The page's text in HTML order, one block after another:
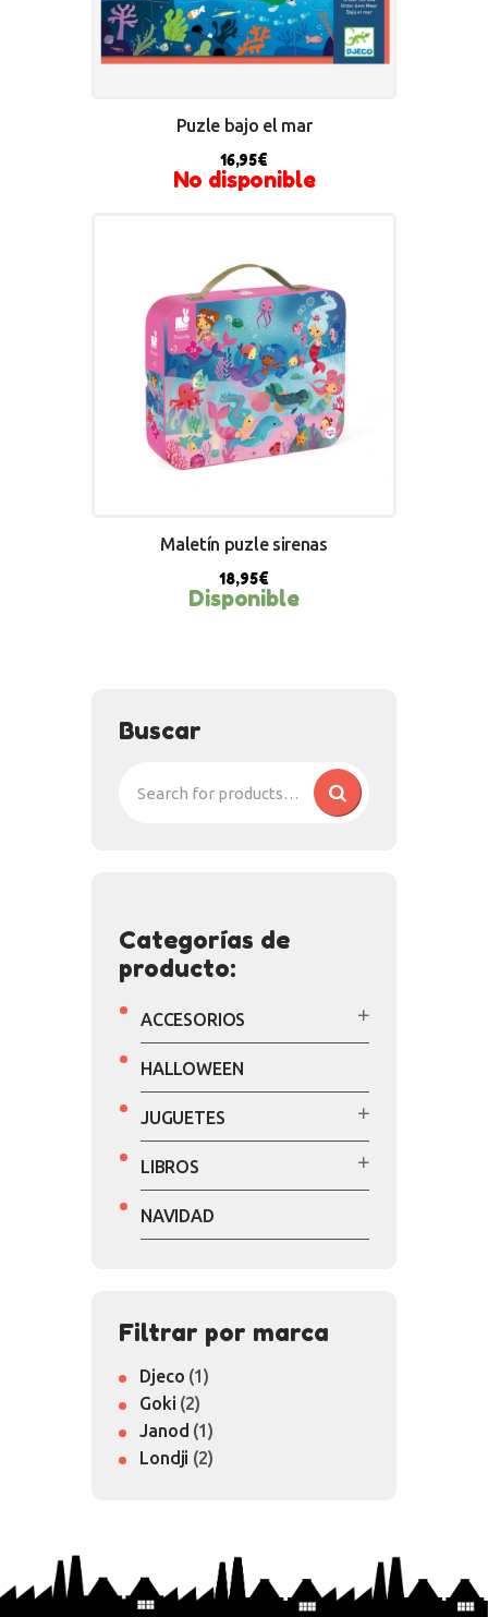
Puzle bajo el mar
16,95€
No disponible
Maletín puzle sirenas
18,95€
Disponible
Buscar
Categorías de
producto:
ACCESORIOS
HALLOWEEN
JUGUETES
LIBROS
NAVIDAD
Filtrar por marca
Djeco (1)
Goki (2)
Janod (1)
Londji (2)